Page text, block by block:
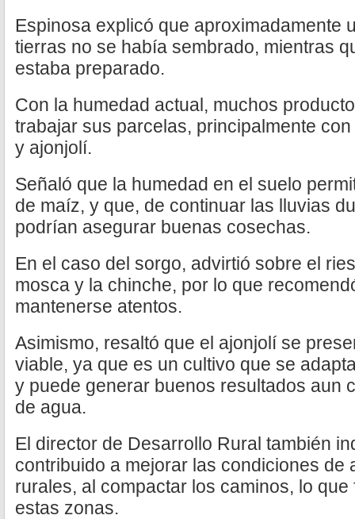
Espinosa explicó que aproximadamente
tierras no se había sembrado, mientras
estaba preparado.
Con la humedad actual, muchos
trabajar sus parcelas, principalmente
y ajonjolí.
Señaló que la humedad en el suelo
de maíz, y que, de continuar las lluvias
podrían asegurar buenas cosechas.
En el caso del sorgo, advirtió sobre el
mosca y la chinche, por lo que
mantenerse atentos.
Asimismo, resaltó que el ajonjolí se
viable, ya que es un cultivo que se
y puede generar buenos resultados aun
de agua.
El director de Desarrollo Rural también
contribuido a mejorar las condiciones de
rurales, al compactar los caminos, lo
estas zonas.